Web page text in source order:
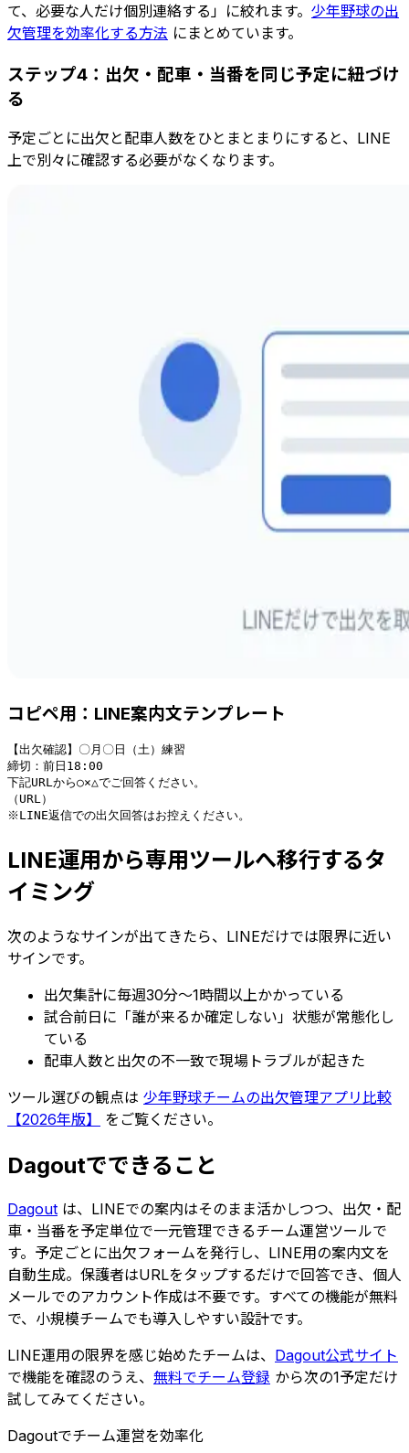
て、必要な人だけ個別連絡する」に絞れます。 少年野球の出
欠管理を効率化する方法 にまとめています。
ステップ4：出欠・配車・当番を同じ予定に紐づけ
る
予定ごとに出欠と配車人数をひとまとまりにすると、LINE
上で別々に確認する必要がなくなります。
コピペ用：LINE案内文テンプレート
【出欠確認】〇月〇日（土）練習
締切：前日18:00
下記URLから○×△でご回答ください。
（URL）
LINE運用から専用ツールへ移行するタ
イミング
次のようなサインが出てきたら、LINEだけでは限界に近い
サインです。
出欠集計に毎週30分〜1時間以上かかっている
試合前日に「誰が来るか確定しない」状態が常態化し
ている
配車人数と出欠の不一致で現場トラブルが起きた
ツール選びの観点は 少年野球チームの出欠管理アプリ比較
【2026年版】
をご覧ください。
Dagoutでできること
Dagout は、LINEでの案内はそのまま活かしつつ、出欠・配
車・当番を予定単位で一元管理できるチーム運営ツールで
す。予定ごとに出欠フォームを発行し、LINE用の案内文を
自動生成。保護者はURLをタップするだけで回答でき、個人
メールでのアカウント作成は不要です。すべての機能が無料
で、小規模チームでも導入しやすい設計です。
LINE運用の限界を感じ始めたチームは、 Dagout公式サイト
で機能を確認のうえ、 無料でチーム登録 から次の1予定だけ
試してみてください。
Dagoutでチーム運営を効率化